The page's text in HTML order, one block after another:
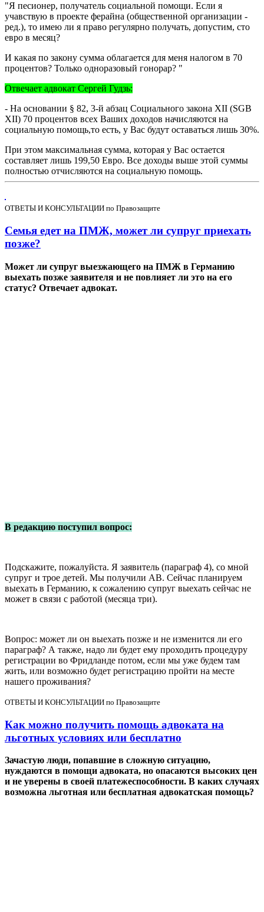
"Я песионер, получатель социальной помощи. Если я
учавствую в проекте ферайна (общественной организации -
ред.), то имею ли я право регулярно получать, допустим, сто
евро в месяц?
И какая по закону сумма облагается для меня налогом в 70
процентов? Только одноразовый гонорар? "
Отвечает адвокат Сергей Гудзь:
- На основании § 82, 3-й абзац Социального закона XII (SGB
XII) 70 процентов всех Ваших доходов начисляются на
социальную помощь,то есть, у Вас будут оставаться лишь 30%.
При этом максимальная сумма, которая у Вас остается
составляет лишь 199,50 Евро. Все доходы выше этой суммы
полностью отчисляются на социальную помощь.
ОТВЕТЫ И КОНСУЛЬТАЦИИ по Правозащите
Семья едет на ПМЖ, может ли супруг приехать
позже?
Может ли супруг выезжающего на ПМЖ в Германию
выехать позже заявителя и не повлияет ли это на его
статус? Отвечает адвокат.
В редакцию поступил вопрос:
Подскажите, пожалуйста. Я заявитель (параграф 4), со мной
супруг и трое детей. Мы получили AB. Сейчас планируем
выехать в Германию, к сожалению супруг выехать сейчас не
может в связи с работой (месяца три).
Вопрос: может ли он выехать позже и не изменится ли его
параграф? А также, надо ли будет ему проходить процедуру
регистрации во Фридланде потом, если мы уже будем там
жить, или возможно будет регистрацию пройти на месте
нашего проживания?
ОТВЕТЫ И КОНСУЛЬТАЦИИ по Правозащите
Как можно получить помощь адвоката на
льготных условиях или бесплатно
Зачастую люди, попавшие в сложную ситуацию,
нуждаются в помощи адвоката, но опасаются высоких цен
и не уверены в своей платежеспособности. В каких случаях
возможна льготная или бесплатная адвокатская помощь?